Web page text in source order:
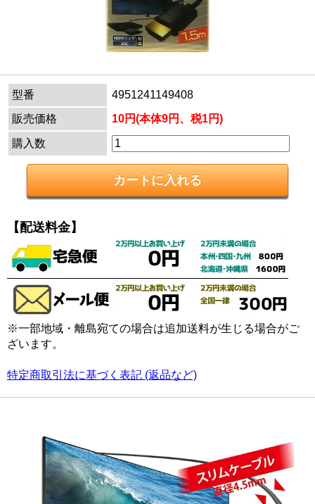
型番
4951241149408
販売価格
10円(本体9円、税1円)
購入数
【配送料金】
※一部地域・離島宛ての場合は追加送料が生じる場合がご
ざいます。
特定商取引法に基づく表記 (返品など)